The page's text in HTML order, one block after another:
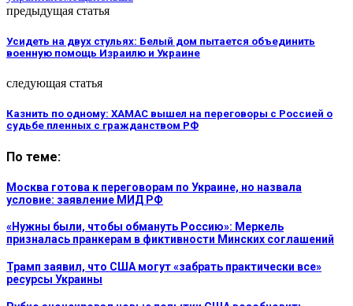
предыдущая статья
Усидеть на двух стульях: Белый дом пытается объединить
военную помощь Израилю и Украине
следующая статья
Казнить по одному: ХАМАС вышел на переговоры с Россией о
судьбе пленных с гражданством РФ
По теме:
Москва готова к переговорам по Украине, но назвала
условие: заявление МИД РФ
«Нужны были, чтобы обмануть Россию»: Меркель
призналась пранкерам в фиктивности Минских соглашений
Трамп заявил, что США могут «забрать практически все»
ресурсы Украины